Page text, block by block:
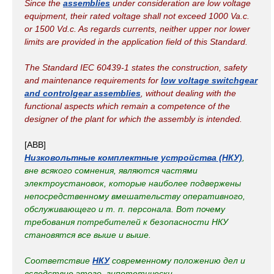
Since the assemblies under consideration are low voltage
equipment, their rated voltage shall not exceed 1000 Va.c.
or 1500 Vd.c. As regards currents, neither upper nor lower
limits are provided in the application field of this Standard.
The Standard IEC 60439-1 states the construction, safety
and maintenance requirements for low voltage switchgear
and controlgear assemblies , without dealing with the
functional aspects which remain a competence of the
designer of the plant for which the assembly is intended.
[ABB]
Низковольтные комплектные устройства (НКУ)
вне всякого сомнения, являются частями
электроустановок, которые наиболее подвержены
непосредственному вмешательству оперативного,
обслуживающего и т. п. персонала. Вот почему
требования потребителей к безопасности НКУ
становятся все выше и выше.
Соответствие НКУсовременному положению дел и